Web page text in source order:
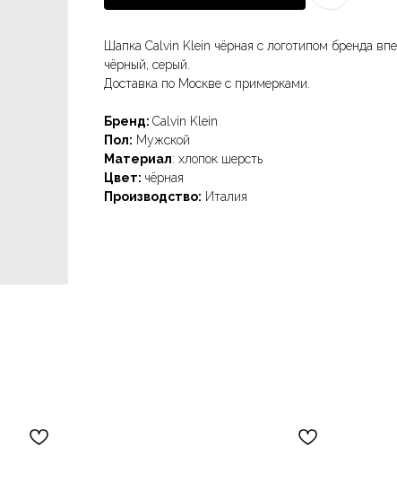
Шапка Calvin Klein чёрная с логотипом бренда
чёрный, серый.
Доставка по Москве с примерками.
Бренд: Calvin Klein
Пол: Мужской
Материал: хлопок шерсть
Цвет: чёрная
Производство: Италия